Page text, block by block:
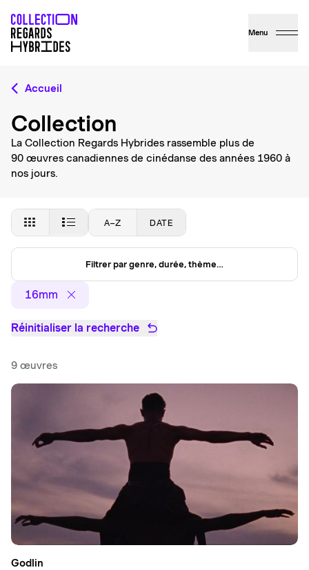
Menu
Accueil
Collection
La Collection Regards Hybrides rassemble plus de
90 œuvres canadiennes de cinédanse des années 1960 à
nos jours.
A–Z DATE
Filtrer par genre, durée, thème…
16mm
Réinitialiser la recherche
9 œuvres
Godlin